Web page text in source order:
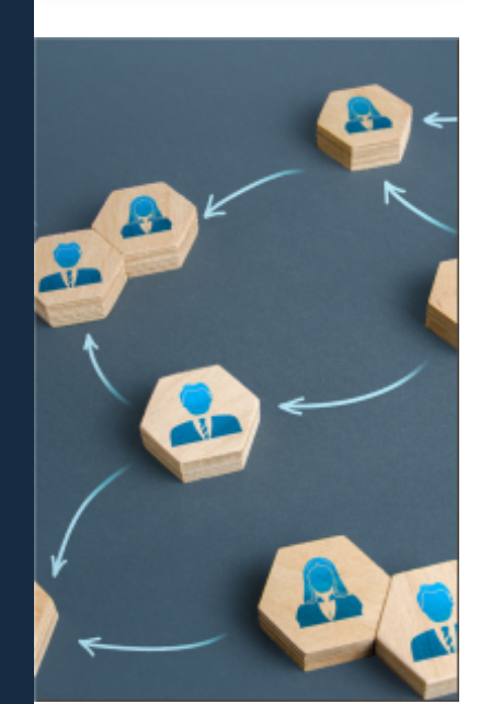
אלא קודם כל עבור ילדתי וגם יצר הסכם
גרושתי. לא נכנס למלחמה מיותרת ועם זאת
היה מוכן בכל רגע אם יש צורך בכך. דדי
שמר על כך שהדברים לא יתפרקו ולא
יווצרו עוד מתחים שאין בהם צורך. ממליץ
בחום, דדי מקצוען אמיתי ובהחלט איש
שמסתכל באופן רחב על הסיטואציות.